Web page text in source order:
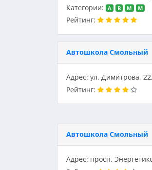
Категории:
A B M M
Рейтинг:
Автошкола Смольный
Адрес: ул. Димитрова,
Рейтинг:
Автошкола Смольный
Адрес: просп.